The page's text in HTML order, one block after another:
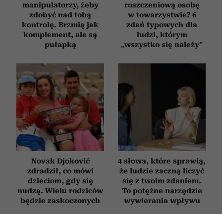
manipulatorzy, żeby
zdobyć nad tobą
kontrolę. Brzmią jak
komplement, ale są
pułapką
roszczeniową osobę
w towarzystwie? 6
zdań typowych dla
ludzi, którym
„wszystko się należy”
Novak Djoković
zdradził, co mówi
dzieciom, gdy się
nudzą. Wielu rodziców
będzie zaskoczonych
4 słowa, które sprawią,
że ludzie zaczną liczyć
się z twoim zdaniem.
To potężne narzędzie
wywierania wpływu